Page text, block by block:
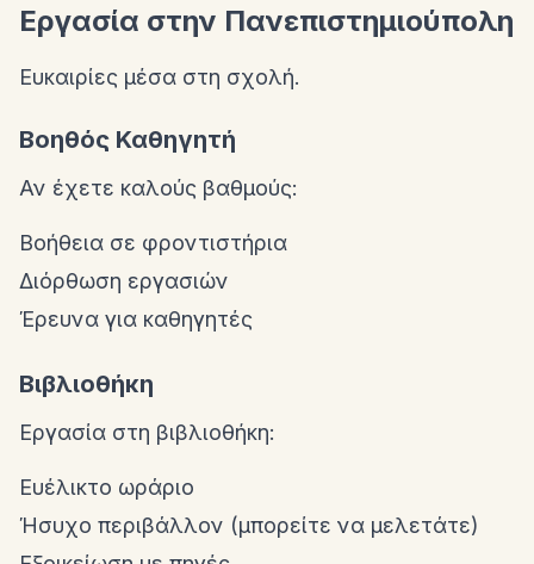
Εργασία στην Πανεπιστημιούπολη
Ευκαιρίες μέσα στη σχολή.
Βοηθός Καθηγητή
Αν έχετε καλούς βαθμούς:
Βοήθεια σε φροντιστήρια
Διόρθωση εργασιών
Έρευνα για καθηγητές
Βιβλιοθήκη
Εργασία στη βιβλιοθήκη:
Ευέλικτο ωράριο
Ήσυχο περιβάλλον (μπορείτε να μελετάτε)